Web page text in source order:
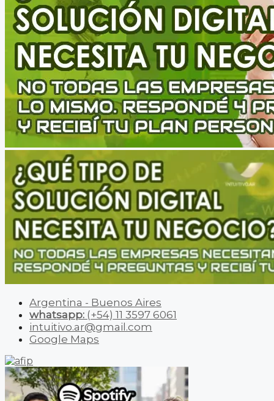
Argentina - Buenos Aires
whatsapp: (+54) 11 3597 6061
intuitivo.ar@gmail.com
Google Maps